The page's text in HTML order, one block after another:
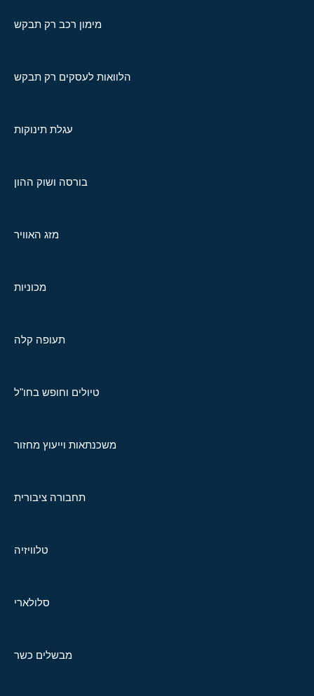
מימון רכב רק תבקש
הלוואות לעסקים רק תבקש
עגלת תינוקות
בורסה ושוק ההון
מזג האוויר
מכוניות
תעופה קלה
טיולים וחופש בחו"ל
משכנתאות וייעוץ מחזור
תחבורה ציבורית
טלוויזיה
סלולארי
מבשלים כשר